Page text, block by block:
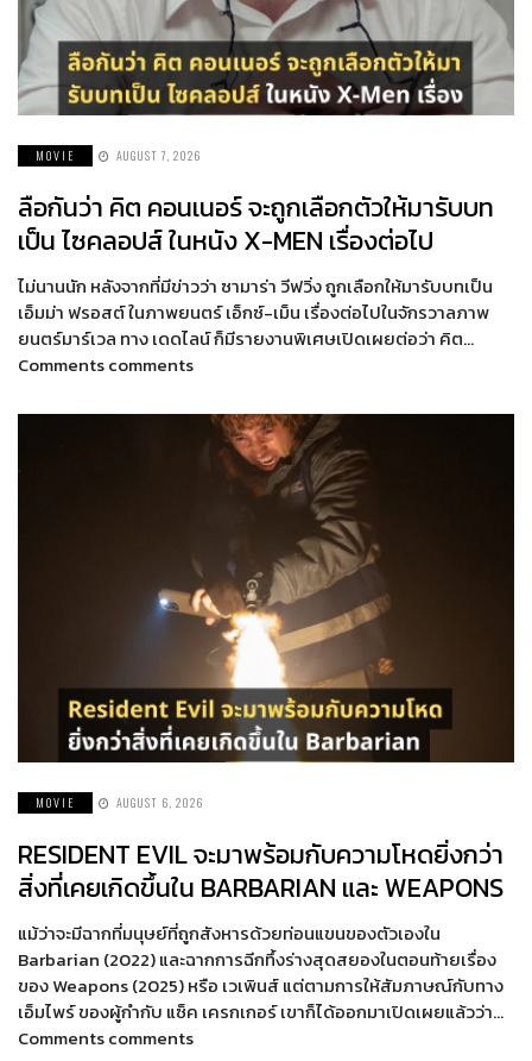
MOVIE AUGUST 7, 2026
ลือกันว่า คิต คอนเนอร์ จะถูกเลือกตัวให้มารับบท
เป็น ไซคลอปส์ ในหนัง X-MEN เรื่องต่อไป
ไม่นานนัก หลังจากที่มีข่าวว่า ซามาร่า วีฟวิ่ง ถูกเลือกให้มารับบทเป็น
เอ็มม่า ฟรอสต์ ในภาพยนตร์ เอ็กซ์-เม็น เรื่องต่อไปในจักรวาลภาพ
ยนตร์มาร์เวล ทาง เดดไลน์ ก็มีรายงานพิเศษเปิดเผยต่อว่า คิต…
Comments comments
MOVIE AUGUST 6, 2026
RESIDENT EVIL จะมาพร้อมกับความโหดยิ่งกว่า
สิ่งที่เคยเกิดขึ้นใน BARBARIAN และ WEAPONS
แม้ว่าจะมีฉากที่มนุษย์ที่ถูกสังหารด้วยท่อนแขนของตัวเองใน
Barbarian (2022) และฉากการฉีกทึ้งร่างสุดสยองในตอนท้ายเรื่อง
ของ Weapons (2025) หรือ เวเพินส์ แต่ตามการให้สัมภาษณ์กับทาง
เอ็มไพร์ ของผู้กำกับ แซ็ค เครกเกอร์ เขาก็ได้ออกมาเปิดเผยแล้วว่า…
Comments comments